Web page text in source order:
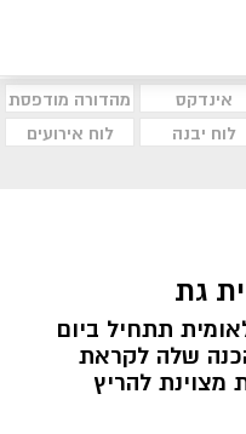
אינדקס
מהדורה מודפסת
לוח יבנה
לוח אירועים
גת
תתחיל ביום
שלה לקראת
מצוינת להריץ